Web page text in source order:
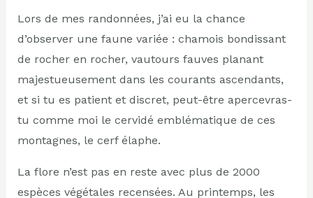
Lors de mes randonnées, j’ai eu la chance
d’observer une faune variée : chamois bondissant
de rocher en rocher, vautours fauves planant
majestueusement dans les courants ascendants,
et si tu es patient et discret, peut-être apercevras-
tu comme moi le cervidé emblématique de ces
montagnes, le cerf élaphe.
La flore n’est pas en reste avec plus de 2000
espèces végétales recensées. Au printemps, les